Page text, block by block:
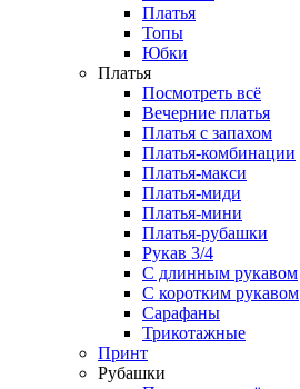
Платья
Топы
Юбки
Платья
Посмотреть всё
Вечерние платья
Платья с запахом
Платья-комбинации
Платья-макси
Платья-миди
Платья-мини
Платья-рубашки
Рукав 3/4
С длинным рукавом
С коротким рукавом
Сарафаны
Трикотажные
Принт
Рубашки